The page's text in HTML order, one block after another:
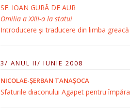
SF. IOAN GURĂ DE AUR
Omilia a XXII-a la statui
Introducere şi traducere din limba
3/ ANUL II/ IUNIE 2008
NICOLAE-ŞERBAN TANAŞOCA
Sfaturile diaconului Agapet pentru